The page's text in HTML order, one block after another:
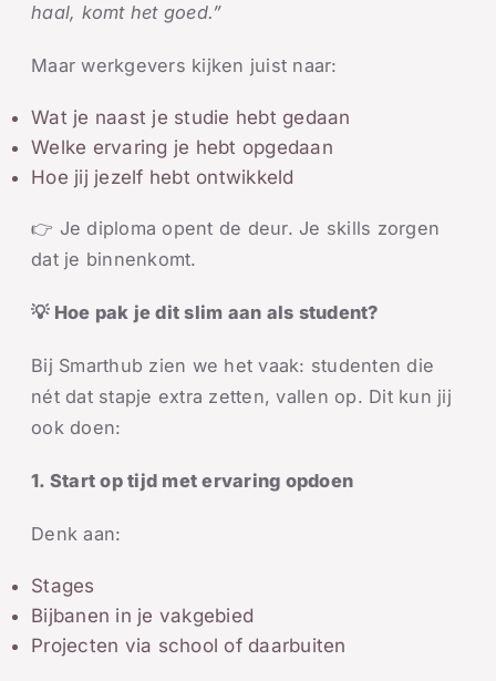
haal, komt het goed.”
Maar werkgevers kijken juist naar:
Wat je naast je studie hebt gedaan
Welke ervaring je hebt opgedaan
Hoe jij jezelf hebt ontwikkeld
👉 Je diploma opent de deur. Je skills zorgen
dat je binnenkomt.
💡 Hoe pak je dit slim aan als student?
Bij Smarthub zien we het vaak: studenten die
nét dat stapje extra zetten, vallen op. Dit kun jij
ook doen:
1. Start op tijd met ervaring opdoen
Denk aan:
Stages
Bijbanen in je vakgebied
Projecten via school of daarbuiten